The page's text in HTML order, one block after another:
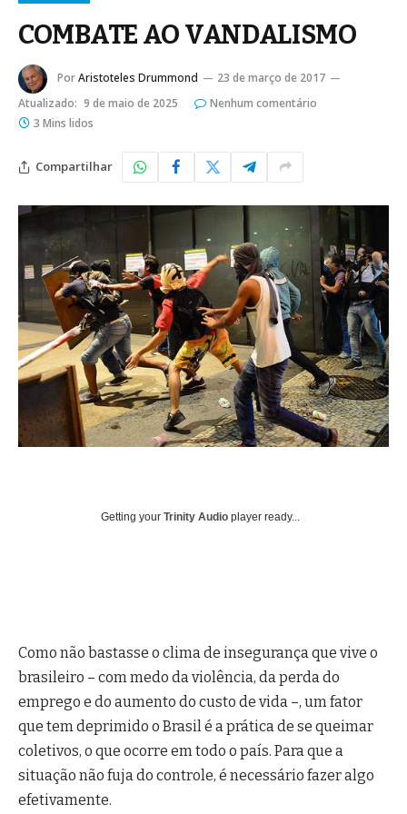
COMBATE AO VANDALISMO
PorAristoteles Drummond
23 de março de 2017
Atualizado: 9 de maio de 2025
Nenhum comentário
3 Mins lidos
Compartilhar
Getting your Trinity Audio player ready...
Como não bastasse o clima de insegurança que vive o
brasileiro – com medo da violência, da perda do
emprego e do aumento do custo de vida –, um fator
que tem deprimido o Brasil é a prática de se queimar
coletivos, o que ocorre em todo o país. Para que a
situação não fuja do controle, é necessário fazer algo
efetivamente.